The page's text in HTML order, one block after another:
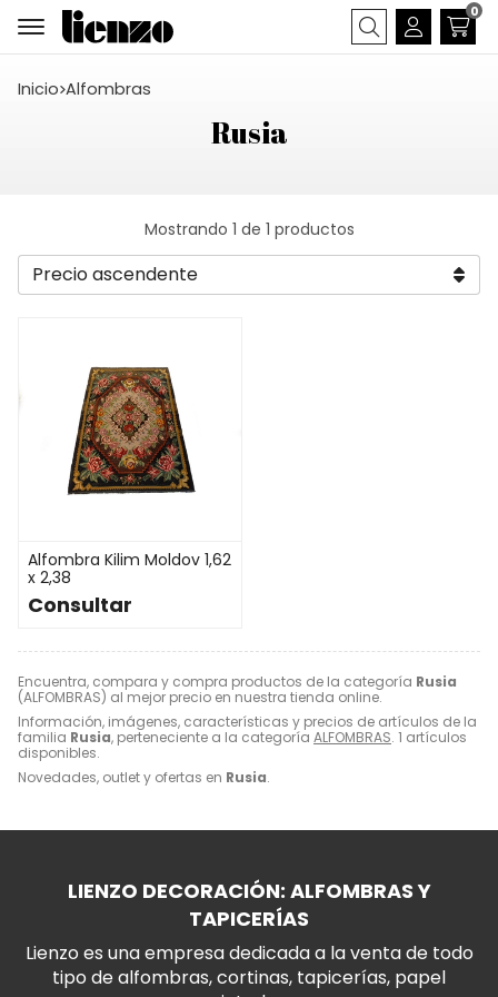
Buscar
0
Inicio alfombras
Rusia
Encuentra, compara y compra productos de la categoría Rusia
(ALFOMBRAS) al mejor precio en nuestra tienda online.
Información, imágenes, características y precios de artículos de la
familia Rusia, perteneciente a la categoría ALFOMBRAS. 1 artículos
disponibles.
Novedades, outlet y ofertas en Rusia.
Mostrando 1 de 1 productos
Alfombra Kilim Moldov 1,62
x 2,38
Consultar
LIENZO DECORACIÓN: ALFOMBRAS Y
TAPICERÍAS
Lienzo es una empresa dedicada a la venta de todo
tipo de alfombras, cortinas, tapicerías, papel